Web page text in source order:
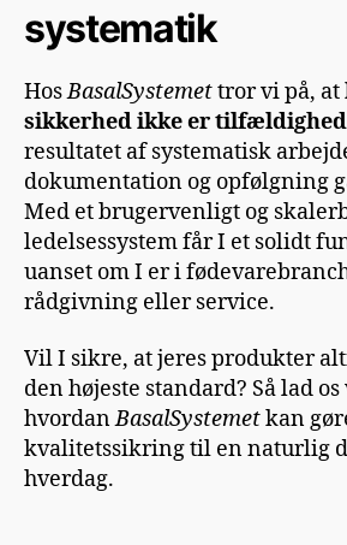
systematik
HosBasalSystemettror vi på, at
sikkerhed ikke er
resultatet af systematisk
dokumentation og opfølgning
Med et brugervenligt og
ledelsessystem får I et solidt
uanset om I er i
rådgivning eller service.
Vil I sikre, at jeres produkter
den højeste standard? Så lad os
hvordanBasalSystemetkan
kvalitetssikring til en naturlig
hverdag.